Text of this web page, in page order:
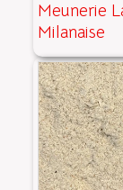
Meunerie
Milanaise